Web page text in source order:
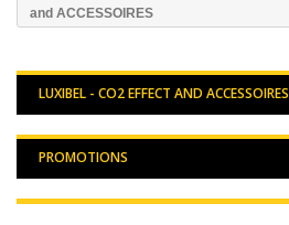
and ACCESSOIRES
LUXIBEL - CO2 EFFECT AND ACCESSOIRES
PROMOTIONS